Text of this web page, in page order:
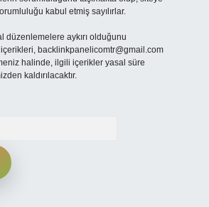
kabul etmiş sayılırlar.
düzenlemelere aykırı olduğunu
backlinkpanelicomtr@gmail.com
halinde, ilgili içerikler yasal süre
kaldırılacaktır.